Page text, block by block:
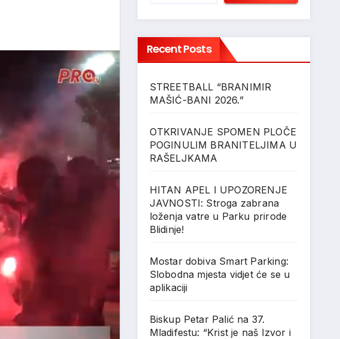
Recent Posts
STREETBALL “BRANIMIR
MAŠIĆ-BANI 2026.”
OTKRIVANJE SPOMEN PLOČE
POGINULIM BRANITELJIMA U
RAŠELJKAMA
HITAN APEL I UPOZORENJE
JAVNOSTI: Stroga zabrana
loženja vatre u Parku prirode
Blidinje!
Mostar dobiva Smart Parking:
Slobodna mjesta vidjet će se u
aplikaciji
Biskup Petar Palić na 37.
Mladifestu: “Krist je naš Izvor i